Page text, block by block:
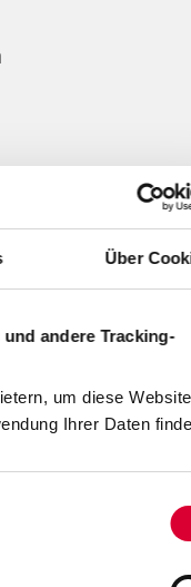
Über
andere Tracking-
um diese
Ihrer Daten